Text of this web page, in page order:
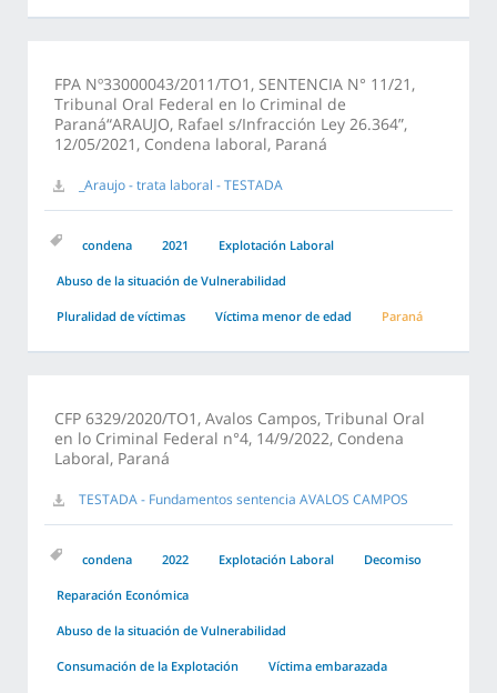
FPA Nº33000043/2011/TO1, SENTENCIA N° 11/21,
Tribunal Oral Federal en lo Criminal de
Paraná“ARAUJO, Rafael s/Infracción Ley 26.364”,
12/05/2021, Condena laboral, Paraná
_Araujo - trata laboral - TESTADA
condena 2021 Explotación Laboral
Abuso de la situación de Vulnerabilidad
Pluralidad de víctimas Víctima menor de edad Paraná
CFP 6329/2020/TO1, Avalos Campos, Tribunal Oral
en lo Criminal Federal n°4, 14/9/2022, Condena
Laboral, Paraná
TESTADA - Fundamentos sentencia AVALOS CAMPOS
condena 2022 Explotación Laboral Decomiso
Reparación Económica
Abuso de la situación de Vulnerabilidad
Consumación de la Explotación Víctima embarazada